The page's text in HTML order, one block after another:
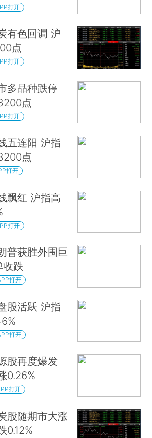
打开
有色回调 沪
点
打开
多品种跌停
点
打开
五连阳 沪指
点
打开
飘红 沪指高
打开
普获胜外围巨
收跌
打开
股活跃 沪指
打开
股再度爆发
0.26%
打开
股随期市大涨
0.12%